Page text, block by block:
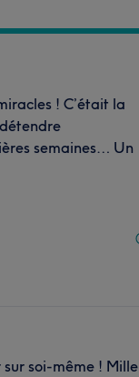
! C’était la
semaines… Un
soi-même ! Mille